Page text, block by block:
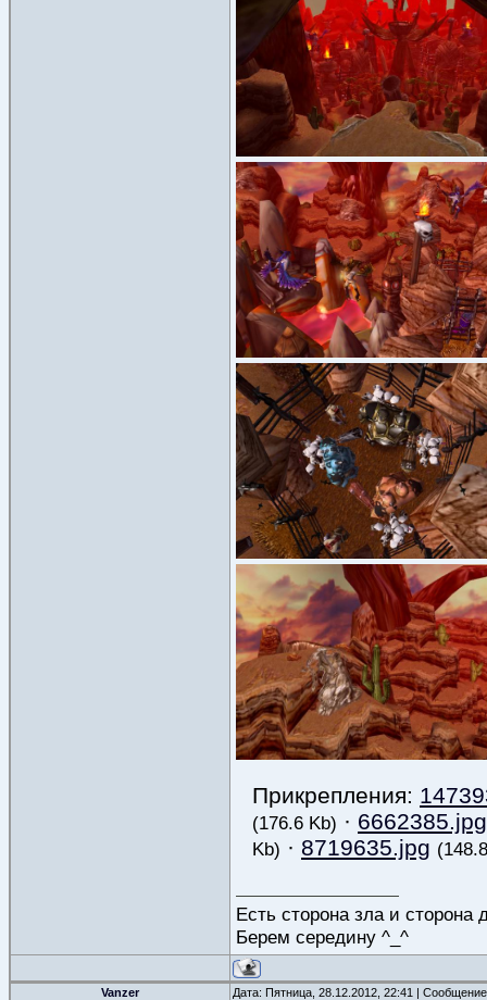
Прикрепления:
(176.6 Kb) · 6662385.jpg
Kb) · 8719635.jpg
Есть сторона зла и сторона
Берем середину ^_^
Vanzer Дата: Пятница, 28.12.2012, 22:41 |